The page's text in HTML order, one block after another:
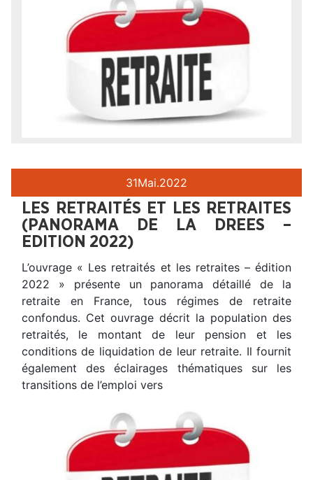
31Mai.2022
LES RETRAITÉS ET LES RETRAITES
(PANORAMA DE LA DREES –
EDITION 2022)
L’ouvrage « Les retraités et les retraites – édition
2022 » présente un panorama détaillé de la
retraite en France, tous régimes de retraite
confondus. Cet ouvrage décrit la population des
retraités, le montant de leur pension et les
conditions de liquidation de leur retraite. Il fournit
également des éclairages thématiques sur les
transitions de l’emploi vers